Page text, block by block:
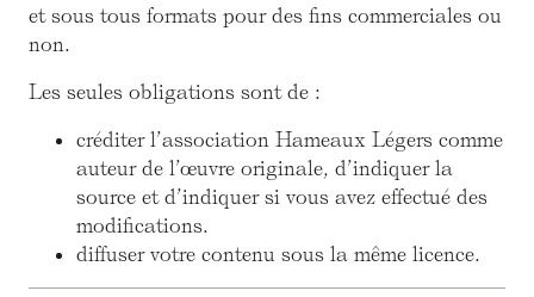
et sous tous formats pour des fins commerciales ou
non.
Les seules obligations sont de :
créditer l’association Hameaux Légers comme
auteur de l’œuvre originale, d’indiquer la
source et d’indiquer si vous avez effectué des
modifications.
diffuser votre contenu sous la même licence.